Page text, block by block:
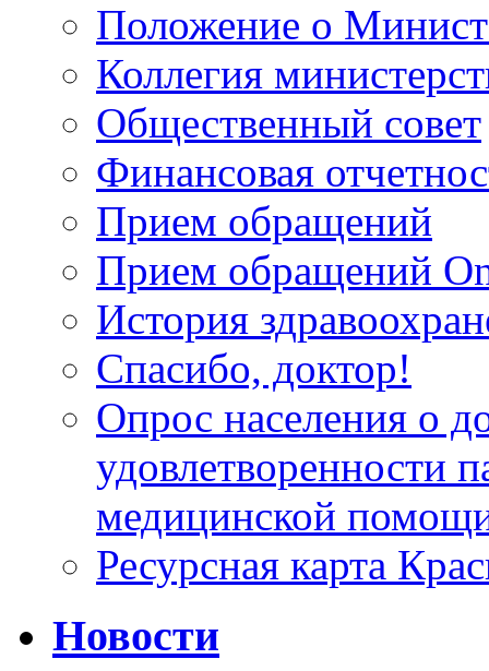
Положение о
Коллегия
Общественный совет
Финансовая
Прием обращений
Прием обращений
История
Спасибо, доктор!
Опрос населения о
удовлетворенности
медицинской
Ресурсная карта
Новости